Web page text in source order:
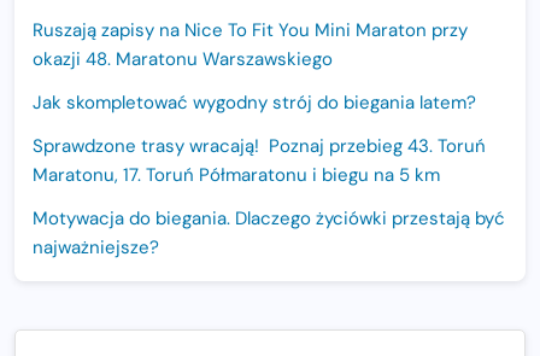
Ruszają zapisy na Nice To Fit You Mini Maraton przy
okazji 48. Maratonu Warszawskiego
Jak skompletować wygodny strój do biegania latem?
Sprawdzone trasy wracają! Poznaj przebieg 43. Toruń
Maratonu, 17. Toruń Półmaratonu i biegu na 5 km
Motywacja do biegania. Dlaczego życiówki przestają być
najważniejsze?